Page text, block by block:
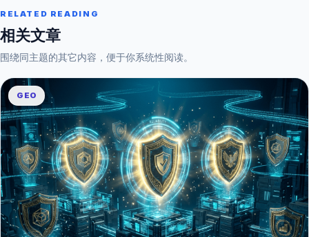
RELATED READING
相关文章
围绕同主题的其它内容，便于你系统性阅读。
GEO